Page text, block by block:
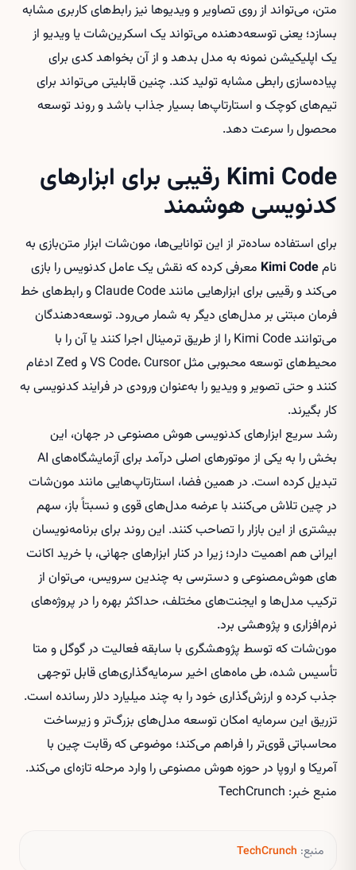
متن، می‌تواند از روی تصاویر و ویدیوها نیز رابط‌های کاربری مشابه
بسازد؛ یعنی توسعه‌دهنده می‌تواند یک اسکرین‌شات یا ویدیو از
یک اپلیکیشن نمونه به مدل بدهد و از آن بخواهد کدی برای
پیاده‌سازی رابطی مشابه تولید کند. چنین قابلیتی می‌تواند برای
تیم‌های کوچک و استارتاپ‌ها بسیار جذاب باشد و روند توسعه
محصول را سرعت دهد.
Kimi Code رقیبی برای ابزارهای
کدنویسی هوشمند
برای استفاده ساده‌تر از این توانایی‌ها، مون‌شات ابزار متن‌بازی به
نامKimi Code معرفی کرده که نقش یک عامل کدنویس را بازی
می‌کند و رقیبی برای ابزارهایی مانند Claude Code و رابط‌های خط
فرمان مبتنی بر مدل‌های دیگر به شمار می‌رود. توسعه‌دهندگان
می‌توانند Kimi Code را از طریق ترمینال اجرا کنند یا آن را با
محیط‌های توسعه محبوبی مثل VS Code، Cursor و Zed ادغام
کنند و حتی تصویر و ویدیو را به‌عنوان ورودی در فرایند کدنویسی به
کار بگیرند.
رشد سریع ابزارهای کدنویسی هوش مصنوعی در جهان، این
بخش را به یکی از موتورهای اصلی درآمد برای آزمایشگاه‌های AI
تبدیل کرده است. در همین فضا، استارتاپ‌هایی مانند مون‌شات
در چین تلاش می‌کنند با عرضه مدل‌های قوی و نسبتاً باز، سهم
بیشتری از این بازار را تصاحب کنند. این روند برای برنامه‌نویسان
ایرانی هم اهمیت دارد؛ زیرا در کنار ابزارهای جهانی، با خرید اکانت
های هوش‌مصنوعیو دسترسی به چندین سرویس، می‌توان از
ترکیب مدل‌ها و ایجنت‌های مختلف، حداکثر بهره را در پروژه‌های
نرم‌افزاری و پژوهشی برد.
مون‌شات که توسط پژوهشگری با سابقه فعالیت در گوگل و متا
تأسیس شده، طی ماه‌های اخیر سرمایه‌گذاری‌های قابل توجهی
جذب کرده و ارزش‌گذاری خود را به چند میلیارد دلار رسانده است.
تزریق این سرمایه امکان توسعه مدل‌های بزرگ‌تر و زیرساخت
محاسباتی قوی‌تر را فراهم می‌کند؛ موضوعی که رقابت چین با
آمریکا و اروپا در حوزه هوش مصنوعی را وارد مرحله تازه‌ای می‌کند.
منبع خبر: TechCrunch
منبع: TechCrunch